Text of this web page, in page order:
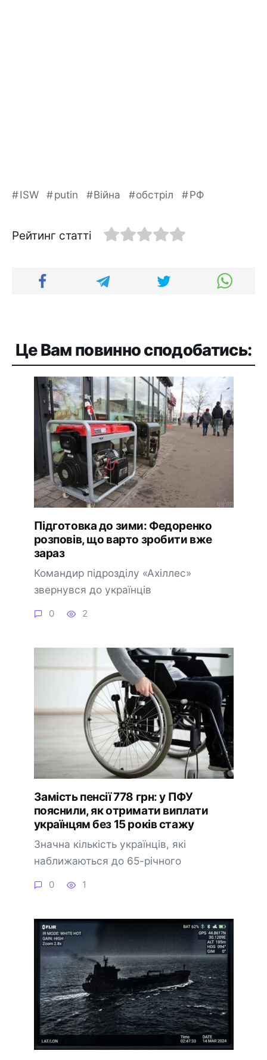
ISW putin Війна обстріл РФ
Рейтинг статті
Це Вам повинно сподобатись:
Підготовка до зими: Федоренко
розповів, що варто зробити вже
зараз
Командир підрозділу «Ахіллес»
звернувся до українців
0 2
Замість пенсії 778 грн: у ПФУ
пояснили, як отримати виплати
українцям без 15 років стажу
Значна кількість українців, які
наближаються до 65-річного
0 1